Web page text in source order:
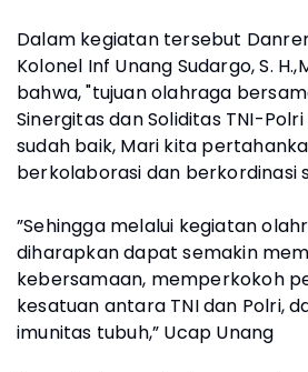
Dalam kegiatan tersebut
Kolonel Inf Unang Sudargo, S.
bahwa, "tujuan olahraga
Sinergitas dan Soliditas TNI-
sudah baik, Mari kita
berkolaborasi dan berkordinasi
”Sehingga melalui kegiatan
diharapkan dapat semakin
kebersamaan, memperkokoh
kesatuan antara TNI dan Polri,
imunitas tubuh,” Ucap Unang